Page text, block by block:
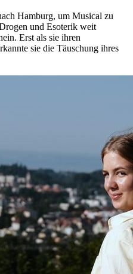
Hamburg, um Musical zu
und Esoterik weit
Erst als sie ihren
sie die Täuschung ihres